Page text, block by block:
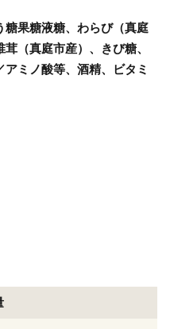
糖果糖液糖、わらび（真庭
（真庭市産）、きび糖、
ミノ酸等、酒精、ビタミ